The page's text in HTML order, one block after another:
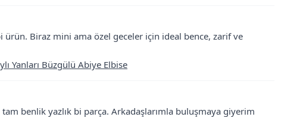
ürün. Biraz mini ama özel geceler için ideal bence, zarif ve
Yanları Büzgülü Abiye Elbise
benlik yazlık bi parça. Arkadaşlarımla buluşmaya giyerim